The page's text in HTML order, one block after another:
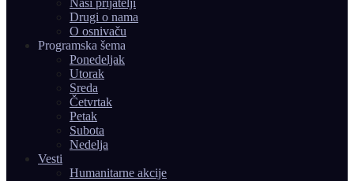
Drugi o nama
O osnivaču
Programska šema
Ponedeljak
Utorak
Sreda
Četvrtak
Petak
Subota
Nedelja
Vesti
Humanitarne akcije